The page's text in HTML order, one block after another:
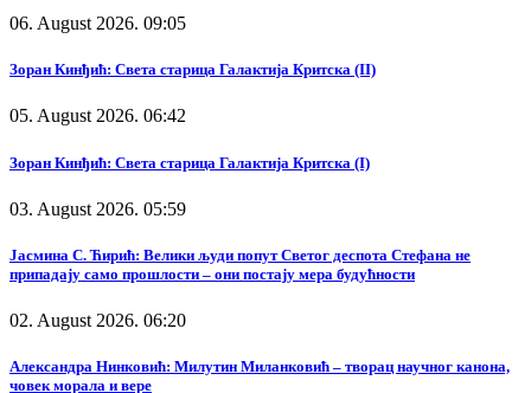
06. August 2026. 09:05
Зоран Кинђић: Света старица Галактија Критска (II)
05. August 2026. 06:42
Зоран Кинђић: Света старица Галактија Критска (I)
03. August 2026. 05:59
Јасмина С. Ћирић: Велики људи попут Светог деспота Стефана не
припадају само прошлости – они постају мера будућности
02. August 2026. 06:20
Александра Нинковић: Милутин Миланковић – творац научног канона,
човек морала и вере